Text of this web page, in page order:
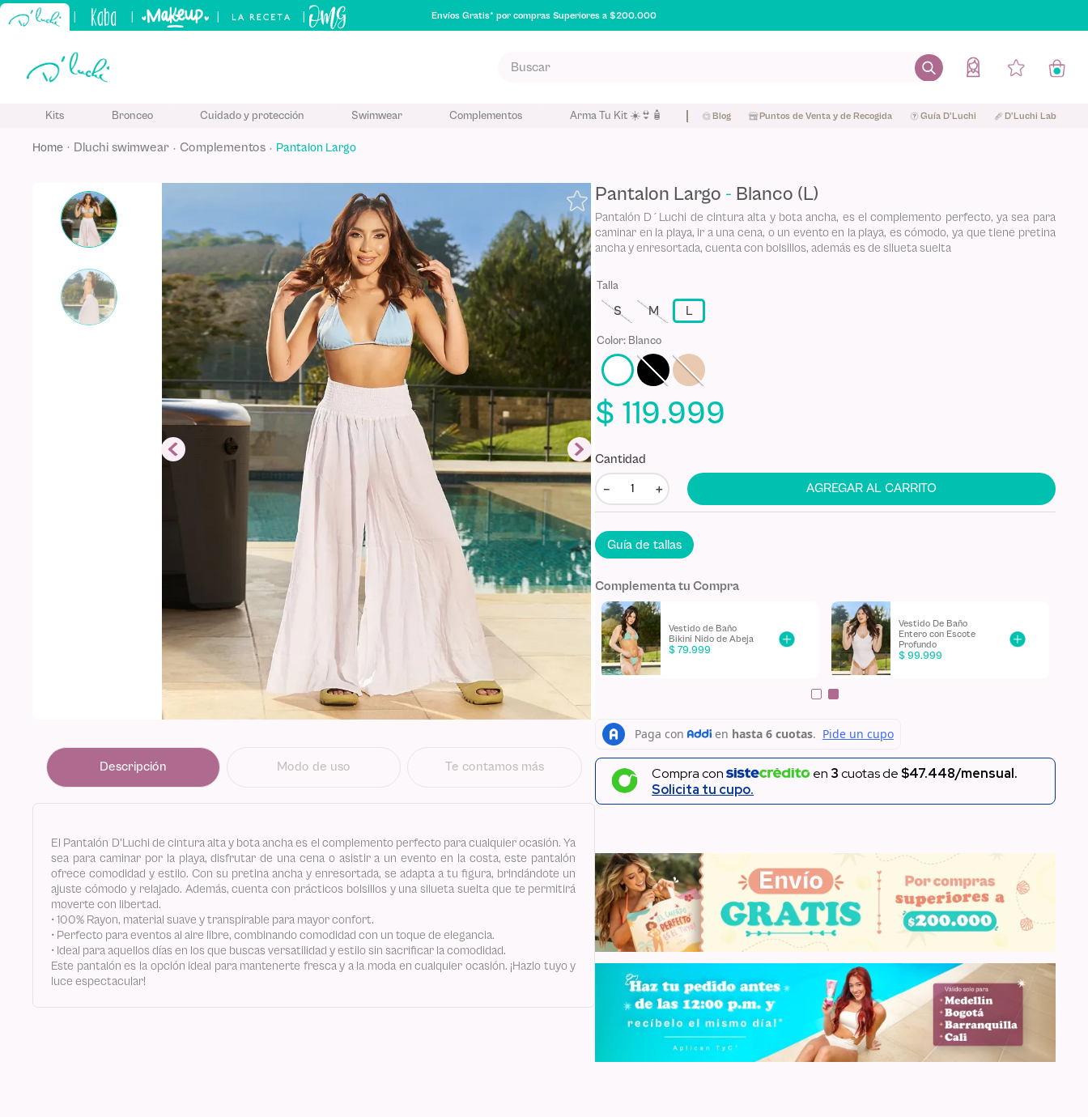
Envíos Gratis* por compras Superiores a $200.000
Kits Bronceo Cuidado y protección Swimwear Complementos Arma Tu Kit ☀️👙🧴 Blog Puntos de Venta y de Recogida Guía D'Luchi D'Luchi Lab
dluchi swimwear complementos Pantalon Largo
Descripción Modo de uso Te contamos más
El Pantalón D'Luchi de cintura alta y bota ancha es el complemento perfecto para cualquier ocasión. Ya
sea para caminar por la playa, disfrutar de una cena o asistir a un evento en la costa, este pantalón
ofrece comodidad y estilo. Con su pretina ancha y enresortada, se adapta a tu figura, brindándote un
ajuste cómodo y relajado. Además, cuenta con prácticos bolsillos y una silueta suelta que te permitirá
moverte con libertad.
• 100% Rayon, material suave y transpirable para mayor confort.
• Perfecto para eventos al aire libre, combinando comodidad con un toque de elegancia.
• Ideal para aquellos días en los que buscas versatilidad y estilo sin sacrificar la comodidad.
Este pantalón es la opción ideal para mantenerte fresca y a la moda en cualquier ocasión. ¡Hazlo tuyo y
luce espectacular!
Pantalon Largo Blanco (L)
Pantalón D´Luchi de cintura alta y bota ancha, es el complemento perfecto, ya sea para
caminar en la playa, ir a una cena, o un evento en la playa, es cómodo, ya que tiene pretina
ancha y enresortada, cuenta con bolsillos, además es de silueta suelta
Talla
S M L
Color: Blanco
$ 119.999
Cantidad
＋
－ AGREGAR AL CARRITO
Guía de tallas
Complementa tu Compra
Vestido de Baño
Bikini Nido de Abeja
$ 79 999
Vestido De Baño
$
Básico D'Luchi (4
Productos)
$ 109.999
Vestido de Baño Top
Triangulo Ajustable
$ 59.999
Compra con en 3cuotas de $47.448/mensual.
Solicita tu cupo.
2.
shampoo
3.
bronceador
keratina
tónico